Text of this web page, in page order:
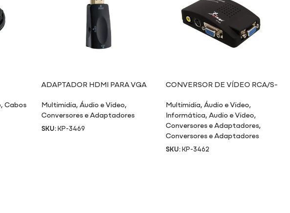
,Cabos
ADAPTADOR HDMI PARA VGA
Multimidia, Áudio e Video,
Conversores e Adaptadores
SKU:KP-3469
CONVERSOR DE VÍDEO RCA/S-
Multimidia,Áudio e Video,
Informática,Audio e Video,
Conversores e Adaptadores,
Conversores e Adaptadores
SKU:KP-3462